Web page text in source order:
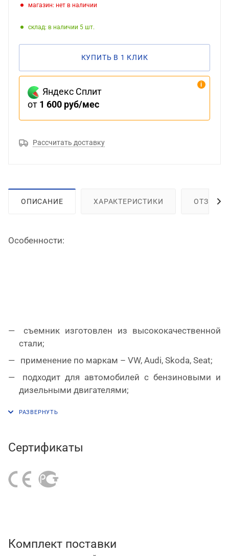
Магазин: нет в наличии
Склад: в наличии 5
КУПИТЬ В 1 КЛИК
Яндекс Сплит
от 1 600 руб/мес
Рассчитать доставку
ОПИСАНИЕ ХАРАКТЕРИСТИКИ ОТЗЫВЫ
Особенности:
стали;
применение по маркам – VW, Audi, Skoda, Seat;
дизельными двигателями;
Сертификаты
Комплект поставки